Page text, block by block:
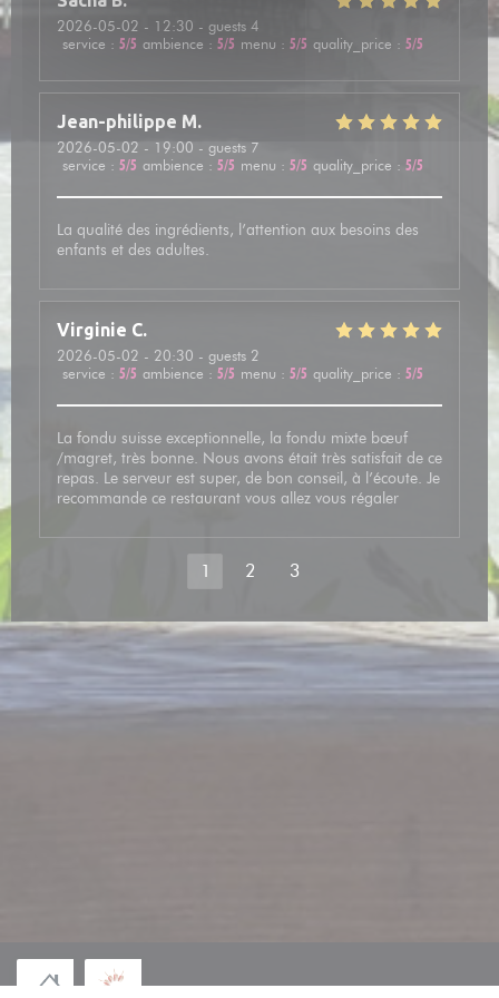
2026-05-02 - 12:30 - guests 4
service : 5/5 ambience : 5/5 menu : 5/5 quality_price : 5/5
Jean-philippe M
2026-05-02 - 19:00 - guests 7
service : 5/5 ambience : 5/5 menu : 5/5 quality_price : 5/5
La qualité des ingrédients, l’attention aux besoins des
enfants et des adultes.
Virginie C
2026-05-02 - 20:30 - guests 2
service : 5/5 ambience : 5/5 menu : 5/5 quality_price : 5/5
La fondu suisse exceptionnelle, la fondu mixte bœuf
/magret, très bonne. Nous avons était très satisfait de ce
repas. Le serveur est super, de bon conseil, à l’écoute. Je
recommande ce restaurant vous allez vous régaler
1 2 3